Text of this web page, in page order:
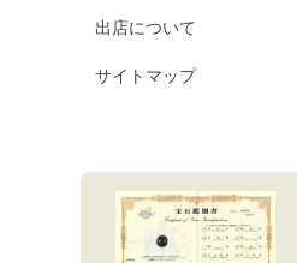
出店について
サイトマップ